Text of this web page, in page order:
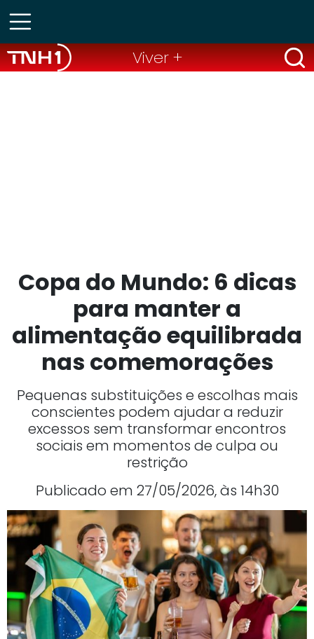
Viver +
Copa do Mundo: 6 dicas
para manter a
alimentação equilibrada
nas comemorações
Pequenas substituições e escolhas mais
conscientes podem ajudar a reduzir
excessos sem transformar encontros
sociais em momentos de culpa ou
restrição
Publicado em 27/05/2026, às 14h30